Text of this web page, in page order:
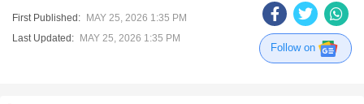
First Published: MAY 25, 2026 1:35 PM
Last Updated: MAY 25, 2026 1:35 PM
Follow on